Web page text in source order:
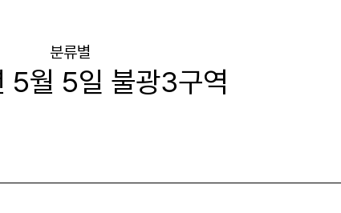
분류별
월 5일 불광3구역